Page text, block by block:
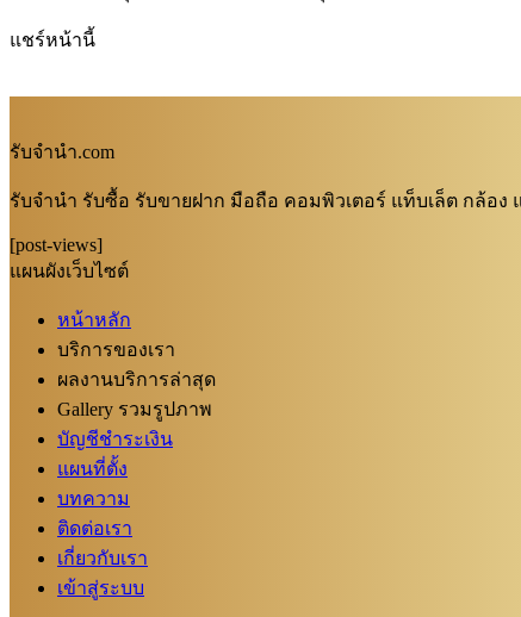
แชร์หน้านี้
รับจํานํา.com
รับจำนำ รับซื้อ รับขายฝาก มือถือ คอมพิวเตอร์ แท็บเล็ต กล้อ
[post-views]
แผนผังเว็บไซต์
หน้าหลัก
บริการของเรา
ผลงานบริการล่าสุด
Gallery รวมรูปภาพ
บัญชีชำระเงิน
แผนที่ตั้ง
บทความ
ติดต่อเรา
เกี่ยวกับเรา
เข้าสู่ระบบ